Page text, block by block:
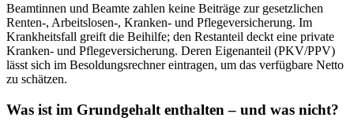
Beamtinnen und Beamte zahlen keine Beiträge zur gesetzlichen
Renten-, Arbeitslosen-, Kranken- und Pflegeversicherung. Im
Krankheitsfall greift die Beihilfe; den Restanteil deckt eine private
Kranken- und Pflegeversicherung. Deren Eigenanteil (PKV/PPV)
lässt sich im Besoldungsrechner eintragen, um das verfügbare Netto
zu schätzen.
Was ist im Grundgehalt enthalten – und was nicht?